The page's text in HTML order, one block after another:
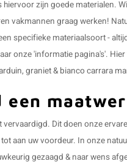
zijn goede materialen.
vakmannen graag werken!
specifieke materiaalsoort -
onze 'informatie pagina's'.
, graniet& bianco carrara
Dit doen onze
aan uw voordeur. In onze
gezaagd & naar wens